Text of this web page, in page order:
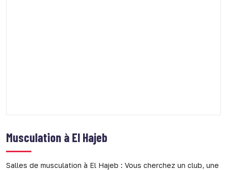
Musculation à El Hajeb
Salles de musculation à El Hajeb : Vous cherchez un club, une